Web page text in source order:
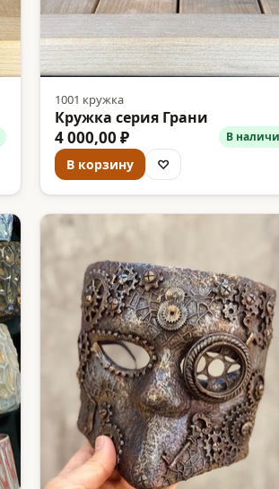
1001 кружка
Кружка серия Грани
4 000,00 ₽ В
В корзину ♡